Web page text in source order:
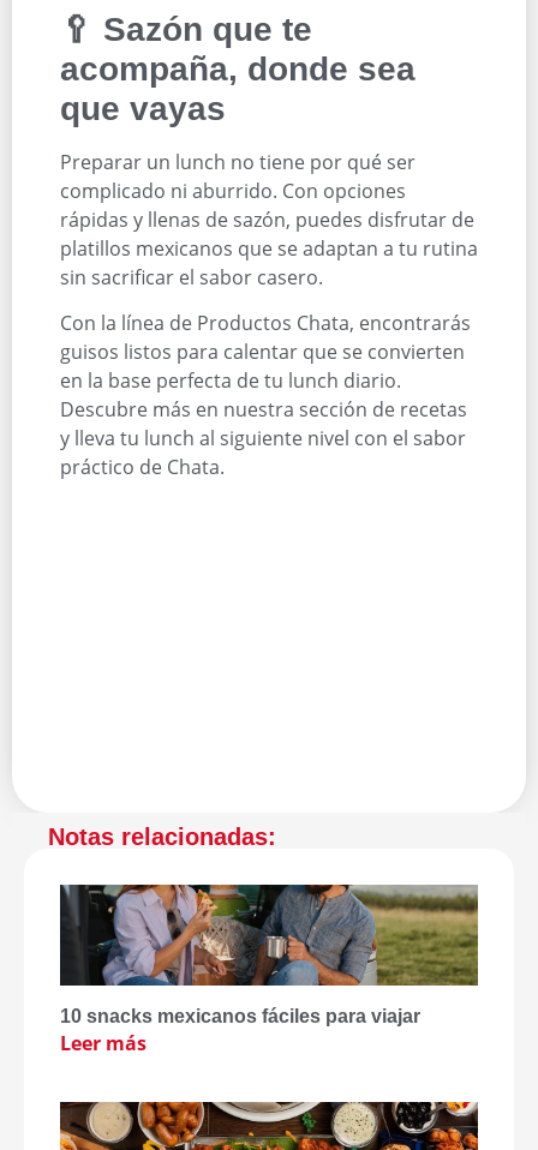
🥄 Sazón que te
acompaña, donde sea
que vayas
Preparar un lunch no tiene por qué ser
complicado ni aburrido. Con opciones
rápidas y llenas de sazón, puedes disfrutar de
platillos mexicanos que se adaptan a tu rutina
sin sacrificar el sabor casero.
Con la línea de Productos Chata, encontrarás
guisos listos para calentar que se convierten
en la base perfecta de tu lunch diario.
Descubre más en nuestra sección de recetas
y lleva tu lunch al siguiente nivel con el sabor
práctico de Chata.
Notas relacionadas:
10 snacks mexicanos fáciles para viajar
Leer más